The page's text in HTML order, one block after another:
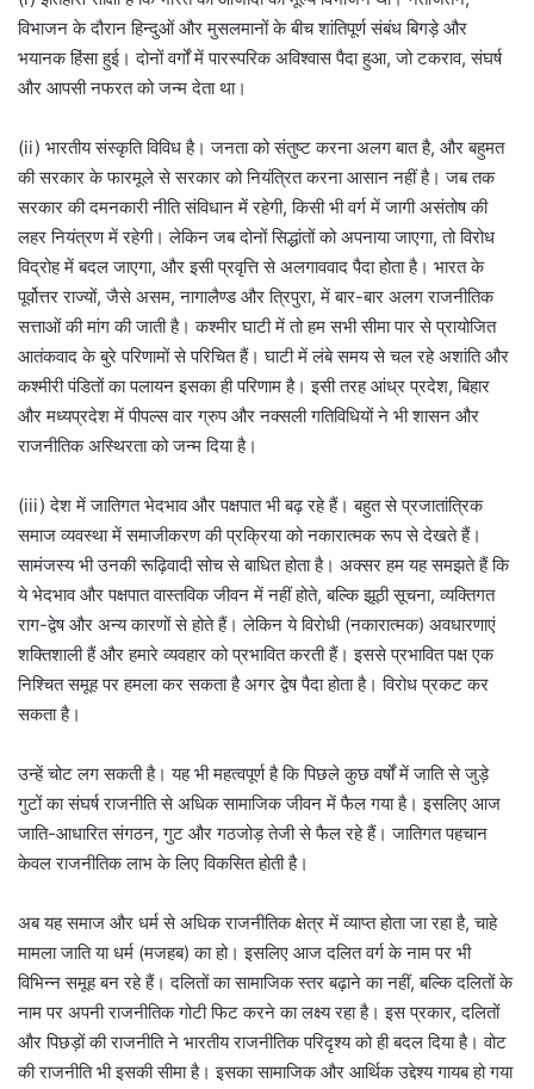
विभाजन के दौरान हिन्दुओं और मुसलमानों के बीच शांतिपूर्ण संबंध बिगड़े और
भयानक हिंसा हुई। दोनों वर्गों में पारस्परिक अविश्वास पैदा हुआ, जो टकराव, संघर्ष
और आपसी नफरत को जन्म देता था।
(ii) भारतीय संस्कृति विविध है। जनता को संतुष्ट करना अलग बात है, और बहुमत
की सरकार के फारमूले से सरकार को नियंत्रित करना आसान नहीं है। जब तक
सरकार की दमनकारी नीति संविधान में रहेगी, किसी भी वर्ग में जागी असंतोष की
लहर नियंत्रण में रहेगी। लेकिन जब दोनों सिद्धांतों को अपनाया जाएगा, तो विरोध
विद्रोह में बदल जाएगा, और इसी प्रवृत्ति से अलगाववाद पैदा होता है। भारत के
पूर्वोत्तर राज्यों, जैसे असम, नागालैण्ड और त्रिपुरा, में बार-बार अलग राजनीतिक
सत्ताओं की मांग की जाती है। कश्मीर घाटी में तो हम सभी सीमा पार से प्रायोजित
आतंकवाद के बुरे परिणामों से परिचित हैं। घाटी में लंबे समय से चल रहे अशांति और
कश्मीरी पंडितों का पलायन इसका ही परिणाम है। इसी तरह आंध्र प्रदेश, बिहार
और मध्यप्रदेश में पीपल्स वार ग्रुप और नक्सली गतिविधियों ने भी शासन और
राजनीतिक अस्थिरता को जन्म दिया है।
(iii) देश में जातिगत भेदभाव और पक्षपात भी बढ़ रहे हैं। बहुत से प्रजातांत्रिक
समाज व्यवस्था में समाजीकरण की प्रक्रिया को नकारात्मक रूप से देखते हैं।
सामंजस्य भी उनकी रूढ़िवादी सोच से बाधित होता है। अक्सर हम यह समझते हैं कि
ये भेदभाव और पक्षपात वास्तविक जीवन में नहीं होते, बल्कि झूठी सूचना, व्यक्तिगत
राग-द्वेष और अन्य कारणों से होते हैं। लेकिन ये विरोधी (नकारात्मक) अवधारणाएं
शक्तिशाली हैं और हमारे व्यवहार को प्रभावित करती हैं। इससे प्रभावित पक्ष एक
निश्चित समूह पर हमला कर सकता है अगर द्वेष पैदा होता है। विरोध प्रकट कर
सकता है।
उन्हें चोट लग सकती है। यह भी महत्वपूर्ण है कि पिछले कुछ वर्षों में जाति से जुड़े
गुटों का संघर्ष राजनीति से अधिक सामाजिक जीवन में फैल गया है। इसलिए आज
जाति-आधारित संगठन, गुट और गठजोड़ तेजी से फैल रहे हैं। जातिगत पहचान
केवल राजनीतिक लाभ के लिए विकसित होती है।
अब यह समाज और धर्म से अधिक राजनीतिक क्षेत्र में व्याप्त होता जा रहा है, चाहे
मामला जाति या धर्म (मजहब) का हो। इसलिए आज दलित वर्ग के नाम पर भी
विभिन्न समूह बन रहे हैं। दलितों का सामाजिक स्तर बढ़ाने का नहीं, बल्कि दलितों के
नाम पर अपनी राजनीतिक गोटी फिट करने का लक्ष्य रहा है। इस प्रकार, दलितों
और पिछड़ों की राजनीति ने भारतीय राजनीतिक परिदृश्य को ही बदल दिया है। वोट
की राजनीति भी इसकी सीमा है। इसका सामाजिक और आर्थिक उद्देश्य गायब हो गया